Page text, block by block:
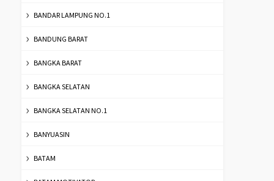
BANDAR LAMPUNG NO.1
BANDUNG BARAT
BANGKA BARAT
BANGKA SELATAN
BANGKA SELATAN NO.1
BANYUASIN
BATAM